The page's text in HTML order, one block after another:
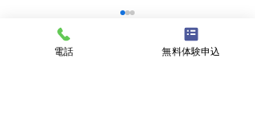
電話 無料体験申込